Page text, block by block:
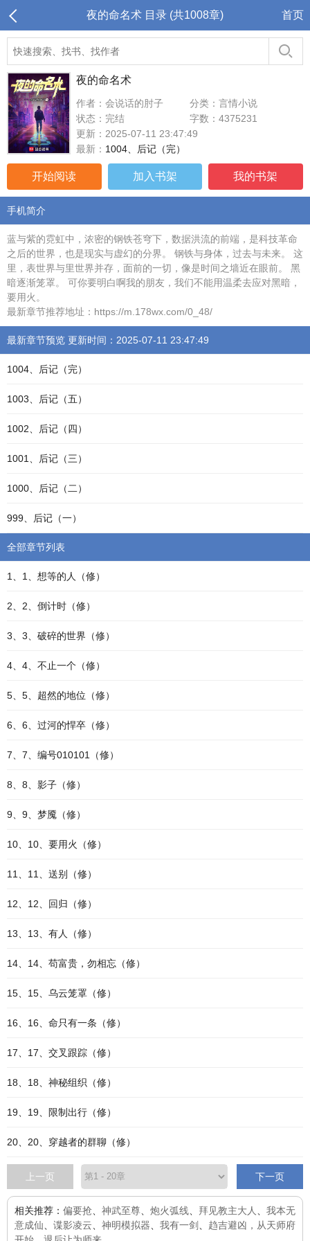
夜的命名术 目录 (共1008章) 首页
夜的命名术
作者：会说话的肘子
分类：言情小说
状态：完结
字数：4375231
更新：2025-07-11 23:47:49
最新： 1004、后记（完）
开始阅读 加入书架 我的书架
手机简介
蓝与紫的霓虹中，浓密的钢铁苍穹下，数据洪流的前端，是科技革命
之后的世界，也是现实与虚幻的分界。 钢铁与身体，过去与未来。 这
里，表世界与里世界并存，面前的一切，像是时间之墙近在眼前。 黑
暗逐渐笼罩。 可你要明白啊我的朋友，我们不能用温柔去应对黑暗，
要用火。
最新章节推荐地址：https://m.178wx.com/0_48/
最新章节预览 更新时间：2025-07-11 23:47:49
1004、后记（完）
1003、后记（五）
1002、后记（四）
1001、后记（三）
1000、后记（二）
999、后记（一）
全部章节列表
1、1、想等的人（修）
2、2、倒计时（修）
3、3、破碎的世界（修）
4、4、不止一个（修）
5、5、超然的地位（修）
6、6、过河的悍卒（修）
7、7、编号010101（修）
8、8、影子（修）
9、9、梦魇（修）
10、10、要用火（修）
11、11、送别（修）
12、12、回归（修）
13、13、有人（修）
14、14、苟富贵，勿相忘（修）
15、15、乌云笼罩（修）
16、16、命只有一条（修）
17、17、交叉跟踪（修）
18、18、神秘组织（修）
19、19、限制出行（修）
20、20、穿越者的群聊（修）
上一页 下一页
相关推荐： 偏要抢 神武至尊 炮火弧线 拜见教主大人
我本无
意成仙
谍影凌云 神明模拟器 我有一剑
趋吉避凶，从天师府